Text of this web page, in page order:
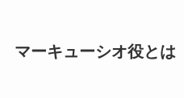
マーキューシオ役とは